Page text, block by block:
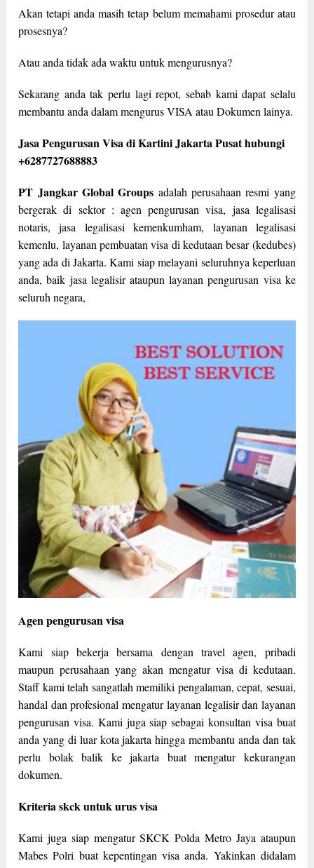
Akan tetapi anda masih tetap belum memahami prosedur atau
prosesnya?
Atau anda tidak ada waktu untuk mengurusnya?
Sekarang anda tak perlu lagi repot, sebab kami dapat selalu
membantu anda dalam mengurus VISA atau Dokumen lainya.
Jasa Pengurusan Visa di Kartini Jakarta Pusat hubungi
+6287727688883
PT Jangkar Global Groups adalah perusahaan resmi yang
bergerak di sektor : agen pengurusan visa, jasa legalisasi
notaris, jasa legalisasi kemenkumham, layanan legalisasi
kemenlu, layanan pembuatan visa di kedutaan besar (kedubes)
yang ada di Jakarta. Kami siap melayani seluruhnya keperluan
anda, baik jasa legalisir ataupun layanan pengurusan visa ke
seluruh negara,
Agen pengurusan visa
Kami siap bekerja bersama dengan travel agen, pribadi
maupun perusahaan yang akan mengatur visa di kedutaan.
Staff kami telah sangatlah memiliki pengalaman, cepat, sesuai,
handal dan profesional mengatur layanan legalisir dan layanan
pengurusan visa. Kami juga siap sebagai konsultan visa buat
anda yang di luar kota jakarta hingga membantu anda dan tak
perlu bolak balik ke jakarta buat mengatur kekurangan
dokumen.
Kriteria skck untuk urus visa
Kami juga siap mengatur SKCK Polda Metro Jaya ataupun
Mabes Polri buat kepentingan visa anda. Yakinkan didalam